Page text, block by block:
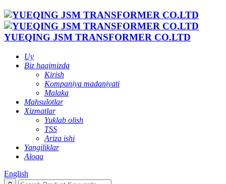
YUEQING JSM TRANSFORMER CO.LTD
Uy
Biz haqimizda
Kirish
Kompaniya madaniyati
Malaka
Mahsulotlar
Xizmatlar
Yuklab olish
TSS
Ariza ishi
Yangiliklar
Aloqa
English